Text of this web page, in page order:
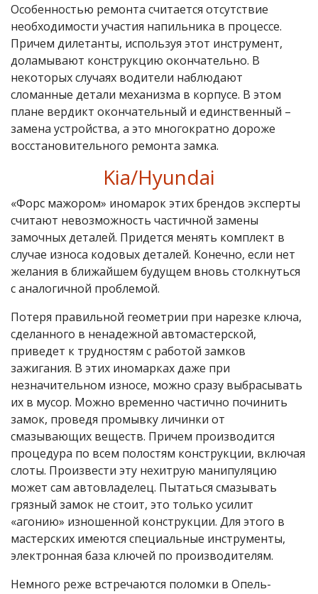
Особенностью ремонта считается отсутствие
необходимости участия напильника в процессе.
Причем дилетанты, используя этот инструмент,
доламывают конструкцию окончательно. В
некоторых случаях водители наблюдают
сломанные детали механизма в корпусе. В этом
плане вердикт окончательный и единственный –
замена устройства, а это многократно дороже
восстановительного ремонта замка.
Kia/Hyundai
«Форс мажором» иномарок этих брендов эксперты
считают невозможность частичной замены
замочных деталей. Придется менять комплект в
случае износа кодовых деталей. Конечно, если нет
желания в ближайшем будущем вновь столкнуться
с аналогичной проблемой.
Потеря правильной геометрии при нарезке ключа,
сделанного в ненадежной автомастерской,
приведет к трудностям с работой замков
зажигания. В этих иномарках даже при
незначительном износе, можно сразу выбрасывать
их в мусор. Можно временно частично починить
замок, проведя промывку личинки от
смазывающих веществ. Причем производится
процедура по всем полостям конструкции, включая
слоты. Произвести эту нехитрую манипуляцию
может сам автовладелец. Пытаться смазывать
грязный замок не стоит, это только усилит
«агонию» изношенной конструкции. Для этого в
мастерских имеются специальные инструменты,
электронная база ключей по производителям.
Немного реже встречаются поломки в Опель-